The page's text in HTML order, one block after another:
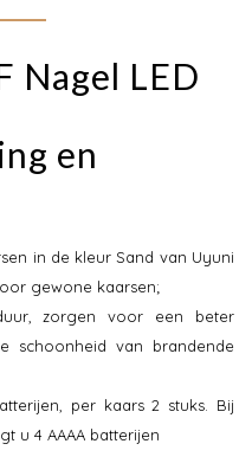
Nagel LED
en
in de kleur Sand van Uyuni
gewone kaarsen;
zorgen voor een beter
schoonheid van brandende
per kaars 2 stuks. Bij
u 4 AAAA batterijen